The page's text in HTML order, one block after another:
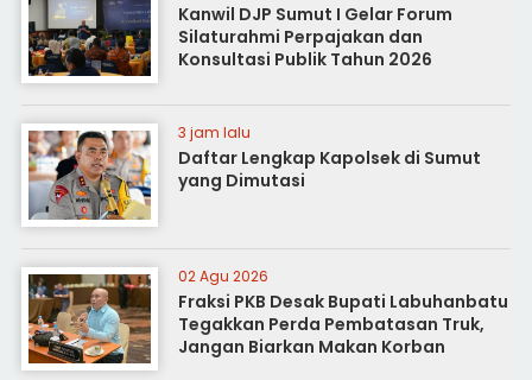
Kanwil DJP Sumut I Gelar Forum
Silaturahmi Perpajakan dan
Konsultasi Publik Tahun 2026
3 jam lalu
Daftar Lengkap Kapolsek di Sumut
yang Dimutasi
02 Agu 2026
Fraksi PKB Desak Bupati Labuhanbatu
Tegakkan Perda Pembatasan Truk,
Jangan Biarkan Makan Korban